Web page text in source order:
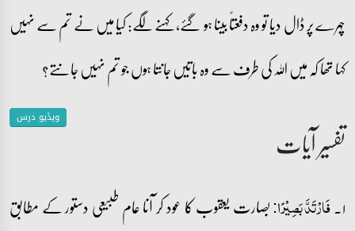
چہرے پر ڈال دیا تو وہ دفعتاً بینا ہو گئے، کہنے لگے: کیا میں نے تم سے نہیں
کہا تھا کہ میں اللہ کی طرف سے وہ باتیں جانتا ہوں جو تم نہیں جانتے؟
ویڈیو درس تفسیر آیات
۱۔ فَارۡتَدَّ بَصِیۡرًا:بصارت یعقوب کا عود کر آنا عام طبیعی دستور کے مطابق